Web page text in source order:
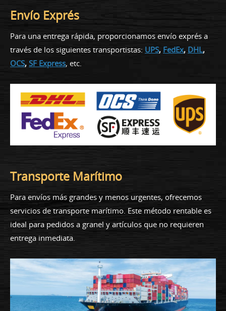
Envío Exprés
Para una entrega rápida, proporcionamos envío exprés a
través de los siguientes transportistas: UPS, FedEx, DHL,
OCS, SF Express, etc.
Transporte Marítimo
Para envíos más grandes y menos urgentes, ofrecemos
servicios de transporte marítimo. Este método rentable es
ideal para pedidos a granel y artículos que no requieren
entrega inmediata.